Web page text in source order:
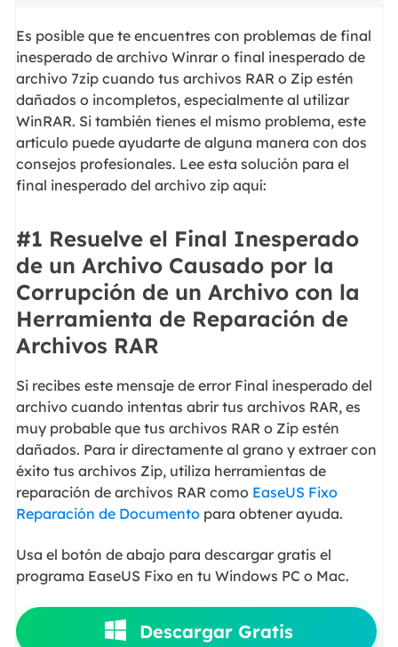
Es posible que te encuentres con problemas de final
inesperado de archivo Winrar o final inesperado de
archivo 7zip cuando tus archivos RAR o Zip estén
dañados o incompletos, especialmente al utilizar
WinRAR. Si también tienes el mismo problema, este
artículo puede ayudarte de alguna manera con dos
consejos profesionales. Lee esta solución para el
final inesperado del archivo zip aquí:
#1 Resuelve el Final Inesperado
de un Archivo Causado por la
Corrupción de un Archivo con la
Herramienta de Reparación de
Archivos RAR
Si recibes este mensaje de error Final inesperado del
archivo cuando intentas abrir tus archivos RAR, es
muy probable que tus archivos RAR o Zip estén
dañados. Para ir directamente al grano y extraer con
éxito tus archivos Zip, utiliza herramientas de
reparación de archivos RAR como EaseUS Fixo
Reparación de Documentopara obtener ayuda.
Usa el botón de abajo para descargar gratis el
programa EaseUS Fixo en tu Windows PC o Mac.
Descargar Gratis